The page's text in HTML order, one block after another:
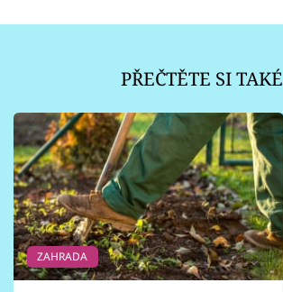
PŘEČTĚTE SI TAKÉ
ZAHRADA